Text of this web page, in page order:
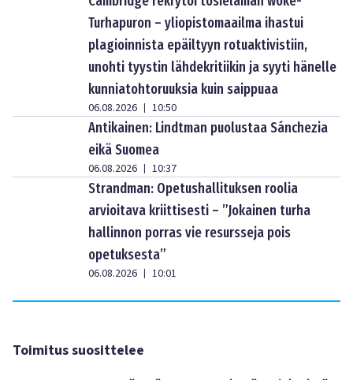
Turhapuron – yliopistomaailma ihastui
plagioinnista epäiltyyn rotuaktivistiin,
unohti tyystin lähdekritiikin ja syyti hänelle
kunniatohtoruuksia kuin saippuaa
06.08.2026 | 10:50
Antikainen: Lindtman puolustaa Sánchezia
eikä Suomea
06.08.2026 | 10:37
Strandman: Opetushallituksen roolia
arvioitava kriittisesti – ”Jokainen turha
hallinnon porras vie resursseja pois
opetuksesta”
06.08.2026 | 10:01
Toimitus suosittelee